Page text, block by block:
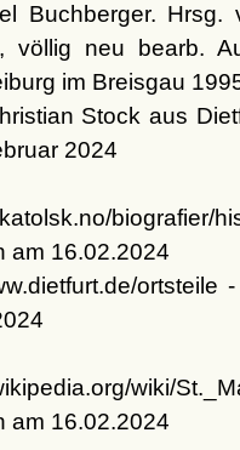
Buchberger. Hrsg.
völlig neu bearb.
im Breisgau
Stock aus
2024
biografier/
am 16.02.2024
ortsteile
wiki/
am 16.02.2024